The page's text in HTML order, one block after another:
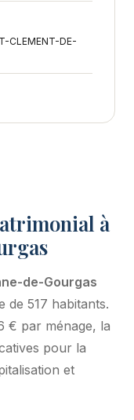
à
de-Gourgas
de 517 habitants.
€ par ménage, la
pour la
et
CLEMENT-DE-